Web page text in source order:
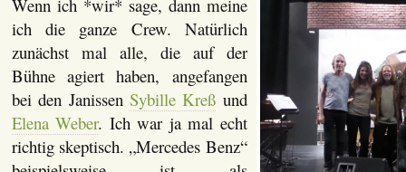
Wenn ich *wir* sage, dann meine
ich die ganze Crew. Natürlich
zunächst mal alle, die auf der
Bühne agiert haben, angefangen
bei den Janissen Sybille Kreß und
Elena Weber. Ich war ja mal echt
richtig skeptisch. „Mercedes Benz“